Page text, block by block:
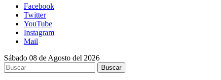
Facebook
Twitter
YouTube
Instagram
Mail
Sábado 08 de Agosto del 2026